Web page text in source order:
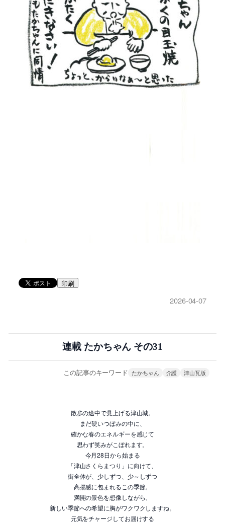
印刷
2026-04-07
連載 たかちゃん その31
この記事のキーワード たかちゃん 介護 津山瓦版
散歩の途中で見上げる津山城。
まだ硬いつぼみの中に、
確かな春のエネルギーを感じて
思わず笑みがこぼれます。
今月28日から始まる
「津山さくらまつり」に向けて、
街全体が、少しずつ、少～しずつ
高揚感に包まれるこの季節。
満開の景色を想像しながら、
新しい季節への希望に胸がワクワクしますね。
元気をチャージしてお届けする